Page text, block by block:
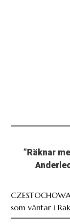
”Räknar
som väntar i